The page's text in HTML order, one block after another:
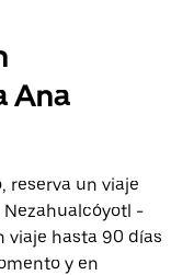
Ana
reserva un viaje
-
viaje hasta 90 días
y en